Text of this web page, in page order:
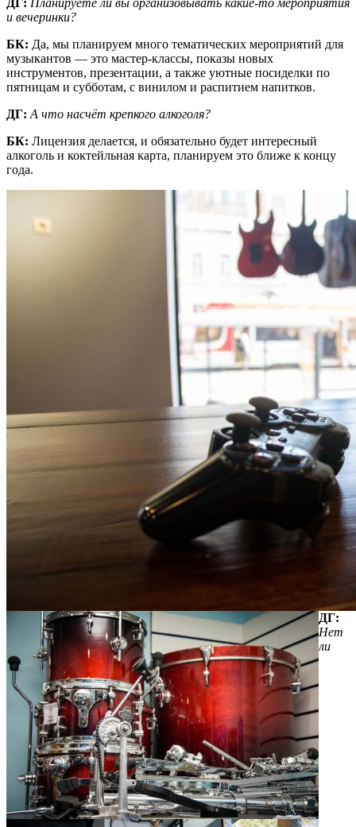
и вечеринки?
БК: Да, мы планируем много тематических мероприятий для
музыкантов — это мастер-классы, показы новых
инструментов, презентации, а также уютные посиделки по
пятницам и субботам, с винилом и распитием напитков.
ДГ: А что насчёт крепкого алкоголя?
БК: Лицензия делается, и обязательно будет интересный
алкоголь и коктейльная карта, планируем это ближе к концу
года.
ДГ:
Нет
ли